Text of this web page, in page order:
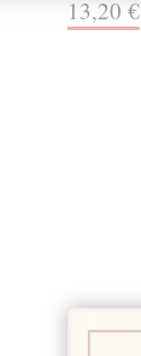
13,20 €